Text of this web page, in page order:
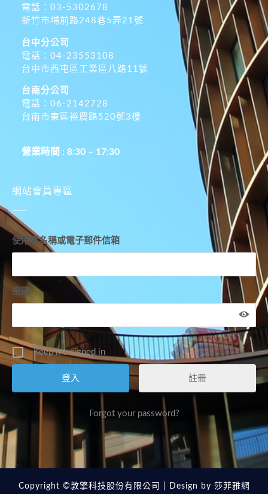
電話：03-5302678
新竹市埔前路248巷5弄21號
台中分公司
電話：04-23553108
台中市西屯區工業區八路11號
台南分公司
電話：06-2142728
台南市東區裕農路520號3樓
營業時間 : 8:30 – 17:30
網站會員專區
使用者名稱或電子郵件信箱
密碼
Keep me signed in
註冊
Forgot your password?
Copyright ©敦擎科技股份有限公司 | Design by 莎菲雅網